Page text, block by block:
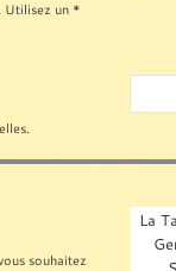
Utilisez un *
souhaitez